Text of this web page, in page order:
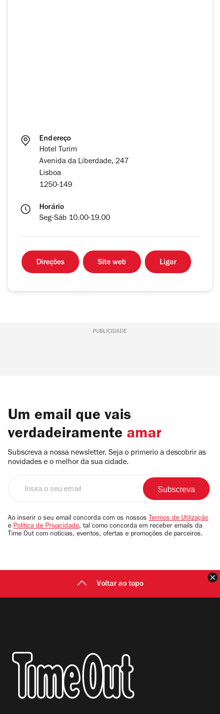
Endereço
Hotel Turim
Avenida da Liberdade, 247
Lisboa
1250-149
Horário
Seg-Sáb 10.00-19.00
Direções Site web Ligar
PUBLICIDADE
Um email que vais
verdadeiramente amar
Subscreva a nossa newsletter. Seja o primerio a descobrir as
novidades e o melhor da sua cidade.
email
Ao inserir o seu email concorda com os nossos Termos de Utilização
e Política de Privacidade, tal como concorda em receber emails da
Time Out com notícias, eventos, ofertas e promoções de parceiros.
Voltar ao topo